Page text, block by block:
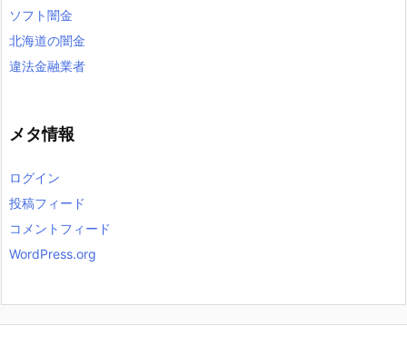
ソフト闇金
北海道の闇金
違法金融業者
メタ情報
ログイン
投稿フィード
コメントフィード
WordPress.org